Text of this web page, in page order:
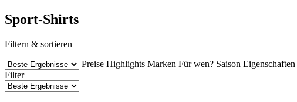
Sport-Shirts
Filtern & sortieren
Preise Highlights Marken Für wen? Saison Eigenschaften
Filter